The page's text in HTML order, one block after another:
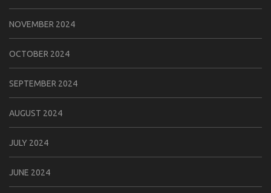
NOVEMBER 2024
OCTOBER 2024
SEPTEMBER 2024
AUGUST 2024
JULY 2024
JUNE 2024